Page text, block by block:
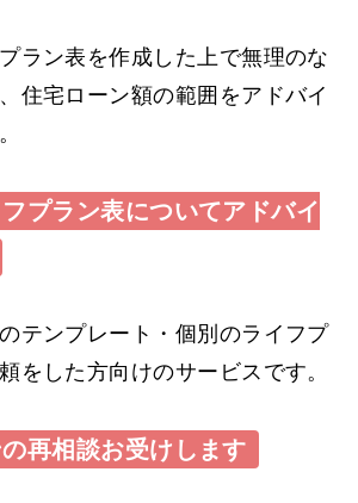
ラン表を作成した上で無理のな
住宅ローン額の範囲をアドバイ
プラン表についてアドバイ
テンプレート・個別のライフプ
をした方向けのサービスです。
再相談お受けします